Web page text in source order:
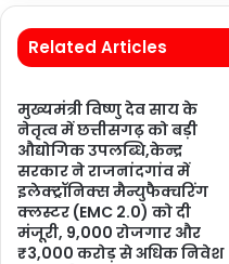
Related Articles
मुख्यमंत्री विष्णु देव साय के
नेतृत्व में छत्तीसगढ़ को बड़ी
औद्योगिक उपलब्धि,केन्द्र
सरकार ने राजनांदगांव में
इलेक्ट्रॉनिक्स मैन्युफैक्चरिंग
क्लस्टर (EMC 2.0) को दी
मंजूरी, 9,000 रोजगार और
₹3,000 करोड़ से अधिक निवेश